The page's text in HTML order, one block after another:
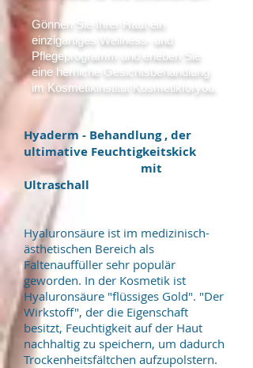
Gönnen Sie Ihrer Haut ein
einzigartiges Wellness- und
Pflegeprogramm und erleben Sie
eine herrliche Gesichtsbehandlung
im Kosmetikinstitut Kosmetikforyou.
Hyaderm - Behandlung , der
ultimative Feuchtigkeitskick
mit
Ultraschall
Hyaluronsäure ist im medizinisch-
ästhetischen Bereich als
Faltenauffüller sehr populär
geworden. In der Kosmetik ist
Hyaluronsäure "flüssiges Gold". "Der
Wirkstoff", der die Eigenschaft
besitzt, Feuchtigkeit auf der Haut
nachhaltig zu speichern, um dadurch
Trockenheitsfältchen aufzupolstern.